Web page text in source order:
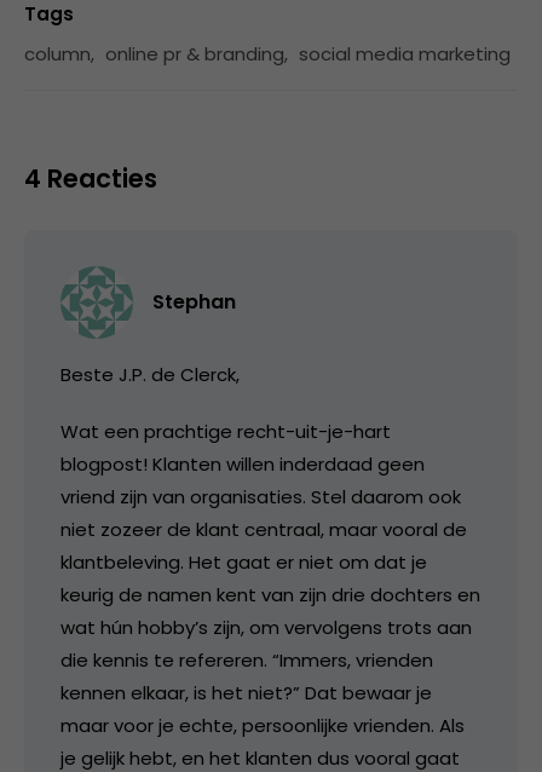
Tags
column, online pr & branding, social media marketing
4 Reacties
Stephan
Beste J.P. de Clerck,
Wat een prachtige recht-uit-je-hart
blogpost! Klanten willen inderdaad geen
vriend zijn van organisaties. Stel daarom ook
niet zozeer de klant centraal, maar vooral de
klantbeleving. Het gaat er niet om dat je
keurig de namen kent van zijn drie dochters en
wat hún hobby’s zijn, om vervolgens trots aan
die kennis te refereren. “Immers, vrienden
kennen elkaar, is het niet?” Dat bewaar je
maar voor je echte, persoonlijke vrienden. Als
je gelijk hebt, en het klanten dus vooral gaat